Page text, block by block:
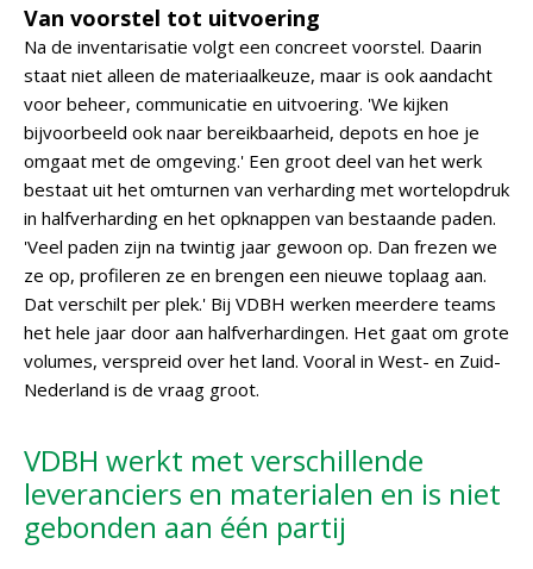
Van voorstel tot uitvoering
Na de inventarisatie volgt een concreet voorstel. Daarin
staat niet alleen de materiaalkeuze, maar is ook aandacht
voor beheer, communicatie en uitvoering. 'We kijken
bijvoorbeeld ook naar bereikbaarheid, depots en hoe je
omgaat met de omgeving.' Een groot deel van het werk
bestaat uit het omturnen van verharding met wortelopdruk
in halfverharding en het opknappen van bestaande paden.
'Veel paden zijn na twintig jaar gewoon op. Dan frezen we
ze op, profileren ze en brengen een nieuwe toplaag aan.
Dat verschilt per plek.' Bij VDBH werken meerdere teams
het hele jaar door aan halfverhardingen. Het gaat om grote
volumes, verspreid over het land. Vooral in West- en Zuid-
Nederland is de vraag groot.
VDBH werkt met verschillende
leveranciers en materialen en is niet
gebonden aan één partij